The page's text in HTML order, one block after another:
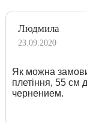
Людмила
23.09.2020
Як можна
плетіння, 55 см
чернением.